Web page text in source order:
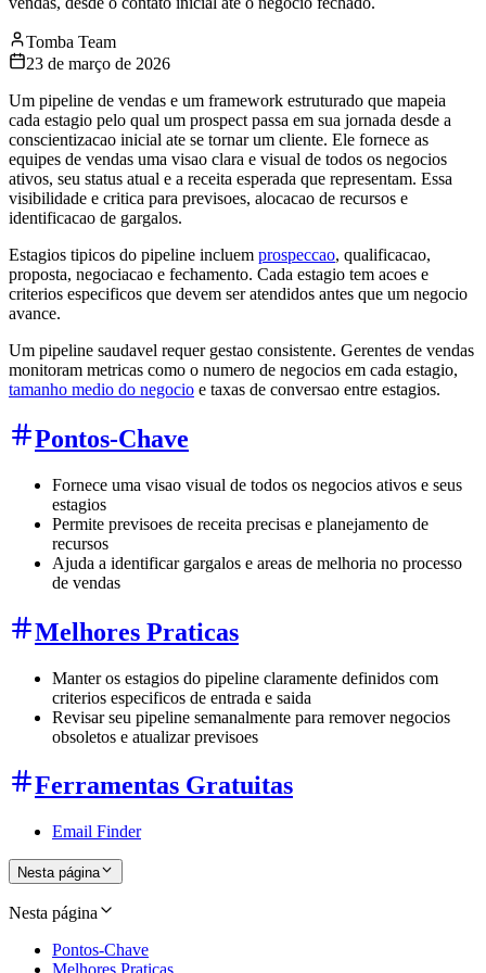
Tomba Team
23 de março de 2026
Um pipeline de vendas e um framework estruturado que mapeia
cada estagio pelo qual um prospect passa em sua jornada desde a
conscientizacao inicial ate se tornar um cliente. Ele fornece as
equipes de vendas uma visao clara e visual de todos os negocios
ativos, seu status atual e a receita esperada que representam. Essa
visibilidade e critica para previsoes, alocacao de recursos e
identificacao de gargalos.
Estagios tipicos do pipeline incluem prospeccao, qualificacao,
proposta, negociacao e fechamento. Cada estagio tem acoes e
criterios especificos que devem ser atendidos antes que um negocio
avance.
Um pipeline saudavel requer gestao consistente. Gerentes de vendas
monitoram metricas como o numero de negocios em cada estagio,
tamanho medio do negocio e taxas de conversao entre estagios.
Pontos-Chave
Fornece uma visao visual de todos os negocios ativos e seus
estagios
Permite previsoes de receita precisas e planejamento de
recursos
Ajuda a identificar gargalos e areas de melhoria no processo
de vendas
Melhores Praticas
Manter os estagios do pipeline claramente definidos com
criterios especificos de entrada e saida
Revisar seu pipeline semanalmente para remover negocios
obsoletos e atualizar previsoes
Ferramentas Gratuitas
Email Finder
Nesta página
Nesta página
Pontos-Chave
Melhores Praticas